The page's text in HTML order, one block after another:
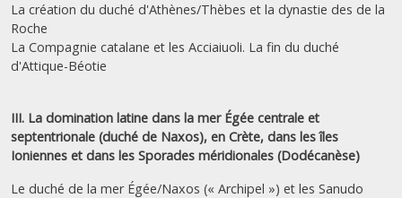
La création du duché d'Athènes/Thèbes et la dynastie des de la
Roche
La Compagnie catalane et les Acciaiuoli. La fin du duché
d'Attique-Béotie
III. La domination latine dans la mer Égée centrale et
septentrionale (duché de Naxos), en Crète, dans les îles
Ioniennes et dans les Sporades méridionales (Dodécanèse)
Le duché de la mer Égée/Naxos (« Archipel ») et les Sanudo